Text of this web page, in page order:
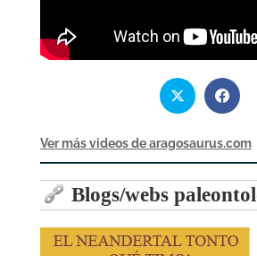
Ver más videos de aragosaurus.com
Blogs/webs